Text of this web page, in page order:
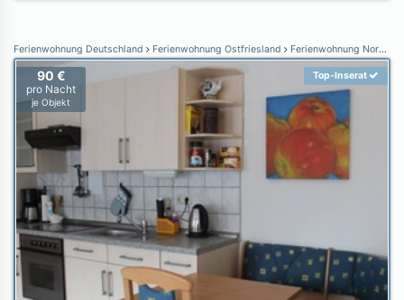
Ferienwohnung Deutschland Ferienwohnung Ostfriesland Ferienwohnung Norden Norddeich
90 €
pro Nacht
je Objekt
Top-Inserat